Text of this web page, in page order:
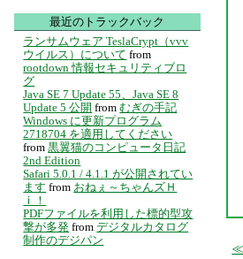
最近のトラックバック
ランサムウェア TeslaCrypt（vvv
ウイルス）について from
rootdown 情報セキュリティブロ
グ
Java SE 7 Update 55、Java SE 8
Update 5 公開 from むぎの手記
Windows に更新プログラム
2718704 を適用してください
from 黒翼猫のコンピュータ日記
2nd Edition
Safari 5.0.1 / 4.1.1 が公開されてい
ます from おねぇ～ちゃんズＨ
ｉ！
PDFファイルを利用した標的型攻
撃が多発 from デジタルカタログ
制作のデジパン